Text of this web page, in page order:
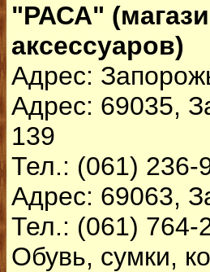
"РАСА"
аксессуаров)
Адрес:
Адрес: 69035,
139
Тел.: (061) 236-
Адрес: 69063,
Тел.: (061) 764-
Обувь, сумки,